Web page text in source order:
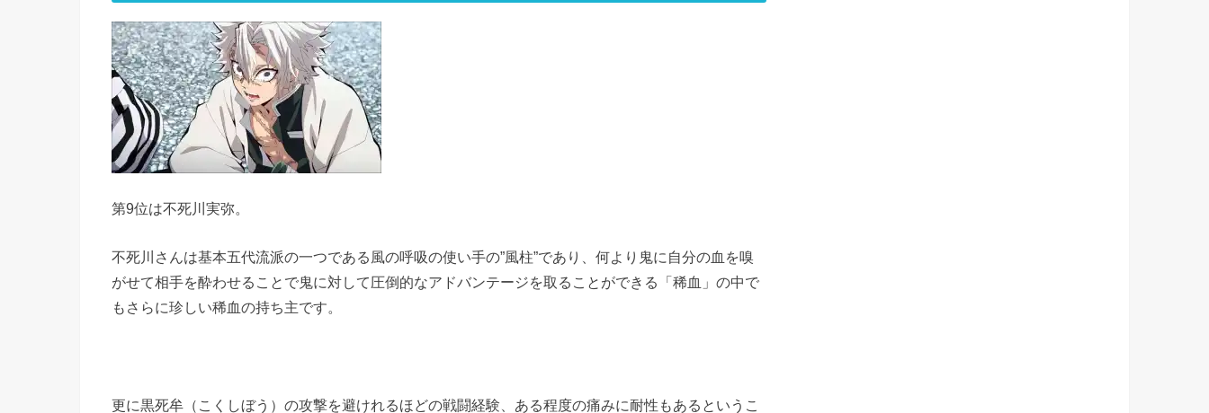
第9位は不死川実弥。
不死川さんは基本五代流派の一つである風の呼吸の使い手の”風柱”であり、何より鬼に自分の血を嗅
がせて相手を酔わせることで鬼に対して圧倒的なアドバンテージを取ることができる「稀血」の中で
もさらに珍しい稀血の持ち主です。
更に黒死牟（こくしぼう）の攻撃を避けれるほどの戦闘経験、ある程度の痛みに耐性もあるというこ